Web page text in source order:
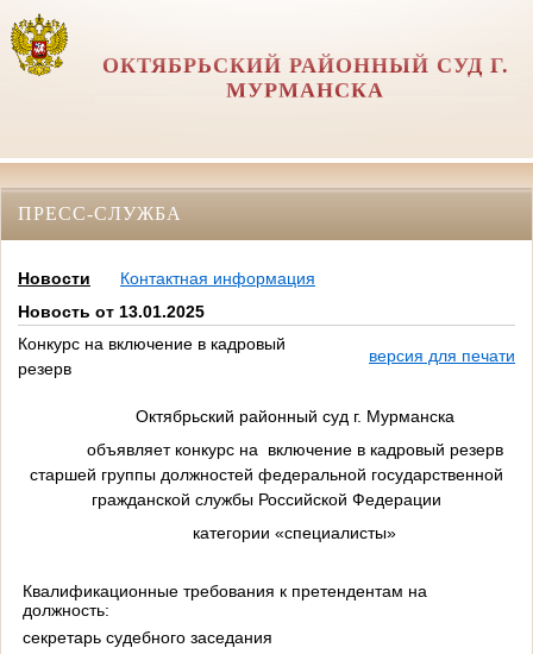
ОКТЯБРЬСКИЙ РАЙОННЫЙ СУД Г.
МУРМАНСКА
ПРЕСС-СЛУЖБА
Новости
Контактная информация
Новость от 13.01.2025
Конкурс на включение в кадровый
резерв
версия для печати
Октябрьский районный суд г. Мурманска
объявляет конкурс на включение в кадровый резерв
старшей группы должностей федеральной государственной
гражданской службы Российской Федерации
категории «специалисты»
Квалификационные требования к претендентам на
должность:
секретарь судебного заседания